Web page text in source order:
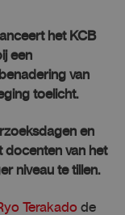
het KCB
een
van
toelicht.
en
docenten van het
niveau te tillen.
Terakado de